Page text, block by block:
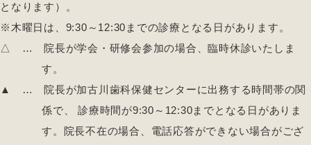
となります）。
※木曜日は、9:30～12:30までの診療となる日があります。
△
… 院長が学会・研修会参加の場合、臨時休診いたしま
す。
▲
… 院長が加古川歯科保健センターに出務する時間帯の関
係で、 診療時間が9:30～12:30までとなる日がありま
す。院長不在の場合、電話応答ができない場合がござ